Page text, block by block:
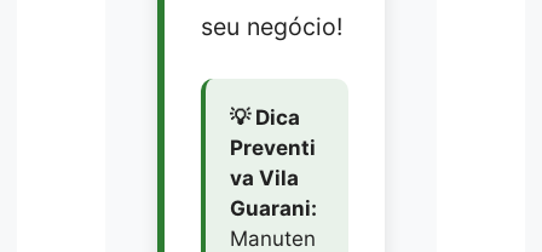
seu negócio!
💡 Dica
Preventi
va Vila
Guarani:
Manuten